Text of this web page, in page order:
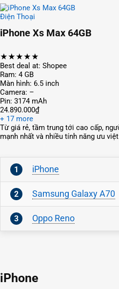
Điện Thoại
iPhone Xs Max 64GB
★★★★★
Best deal at: Shopee
Ram: 4 GB
Màn hình: 6.5 inch
Camera: –
Pin: 3174 mAh
24.890.000₫
+ 17 more
Từ giá rẻ, tầm trung tới cao cấp,
mạnh nhất và nhiều tính năng ưu
iPhone
Samsung Galaxy A70
Oppo Reno
iPhone